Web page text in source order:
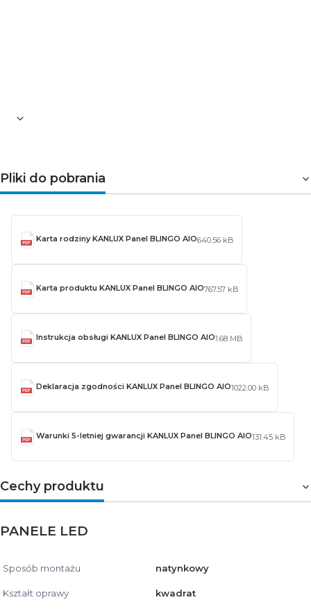
Pliki do pobrania
Karta rodziny KANLUX Panel BLINGO AIO640.56 kB
Karta produktu KANLUX Panel BLINGO AIO767.57 kB
Instrukcja obsługi KANLUX Panel BLINGO AIO1.68 MB
Deklaracja zgodności KANLUX Panel BLINGO AIO1022.00 kB
Warunki 5-letniej gwarancji KANLUX Panel BLINGO AIO131.45 kB
Cechy produktu
PANELE LED
Sposób montażu natynkowy
Kształt oprawy kwadrat